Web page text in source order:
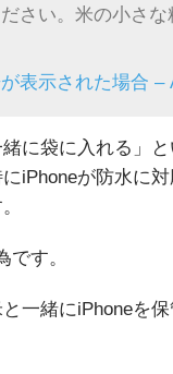
さい。米の小さ
表示された場合 –
緒に袋に入れる」
iPhoneが防水に
す。
一緒にiPhoneを